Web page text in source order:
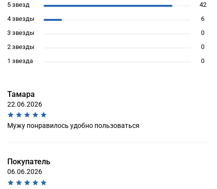
Тамара
22.06.2026
Мужу понравилось удобно пользоваться
Покупатель
06.06.2026
5 звезд
42
4 звезды
6
3 звезды
0
2 звезды
0
1 звезда
0